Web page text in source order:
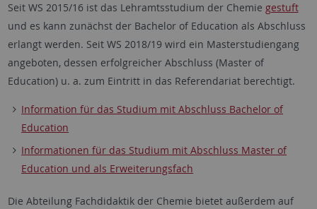
Seit WS 2015/16 ist das Lehramtsstudium der Chemie gestuft
und es kann zunächst der Bachelor of Education als Abschluss
erlangt werden. Seit WS 2018/19 wird ein Masterstudiengang
angeboten, dessen erfolgreicher Abschluss (Master of
Education) u. a. zum Eintritt in das Referendariat berechtigt.
Information für das Studium mit Abschluss Bachelor of
Education
Informationen für das Studium mit Abschluss Master of
Education und als Erweiterungsfach
Die Abteilung Fachdidaktik der Chemie bietet außerdem auf